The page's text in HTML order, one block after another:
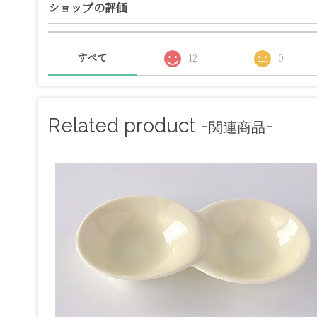
ショップの評価
すべて 12 0
Related product -関連商品-